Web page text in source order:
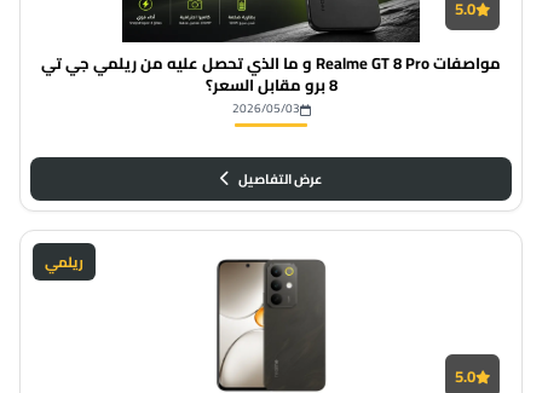
5.0
مواصفات Realme GT 8 Pro و ما الذي تحصل عليه من ريلمي جي تي
8 برو مقابل السعر؟
2026/05/03
عرض التفاصيل
ريلمي
5.0